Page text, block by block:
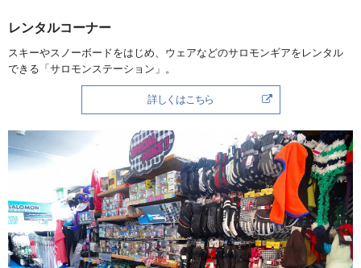
レンタルコーナー
スキーやスノーボードをはじめ、ウェアなどのサロモンギアをレンタル
できる「サロモンステーション」。
詳しくはこちら